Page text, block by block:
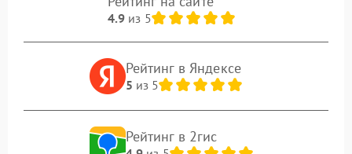
4.9из 5
Рейтинг в Яндексе
5 из 5
Рейтинг в 2гис